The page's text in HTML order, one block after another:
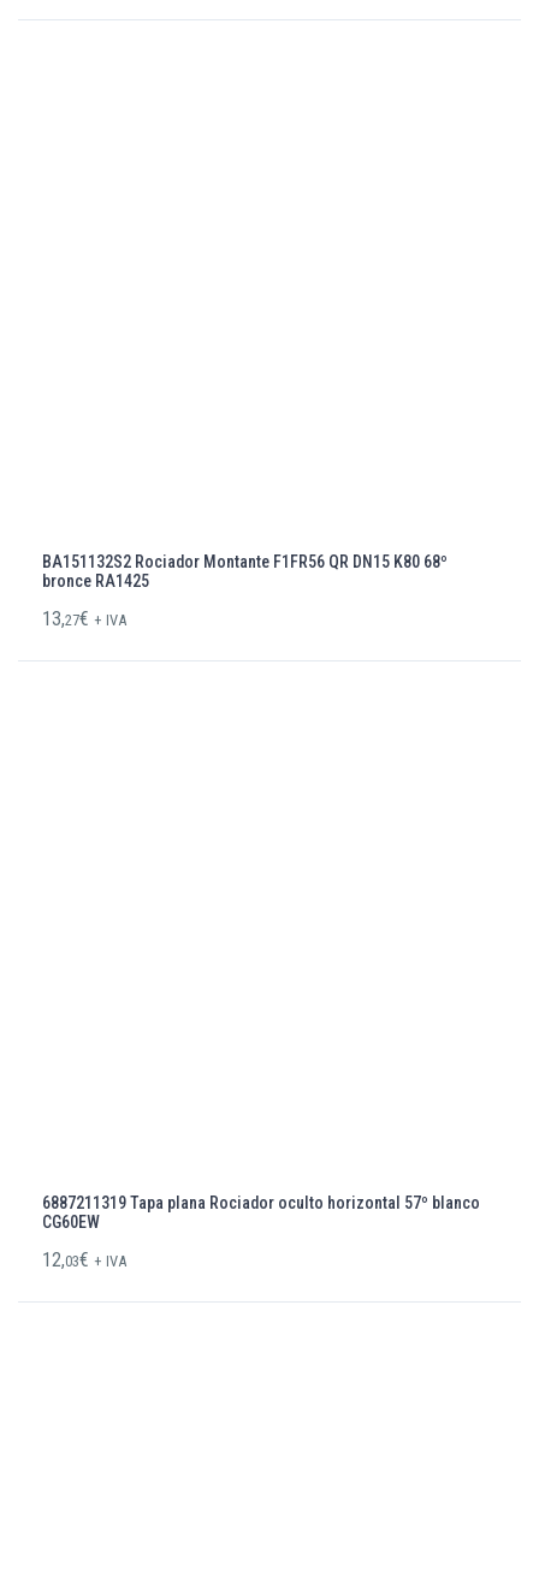
BA151132S2 Rociador Montante F1FR56 QR DN15 K80 68º
bronce RA1425
13,27€ + IVA
6887211319 Tapa plana Rociador oculto horizontal 57º blanco
CG60EW
12,03€ + IVA